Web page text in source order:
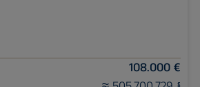
108.000 €